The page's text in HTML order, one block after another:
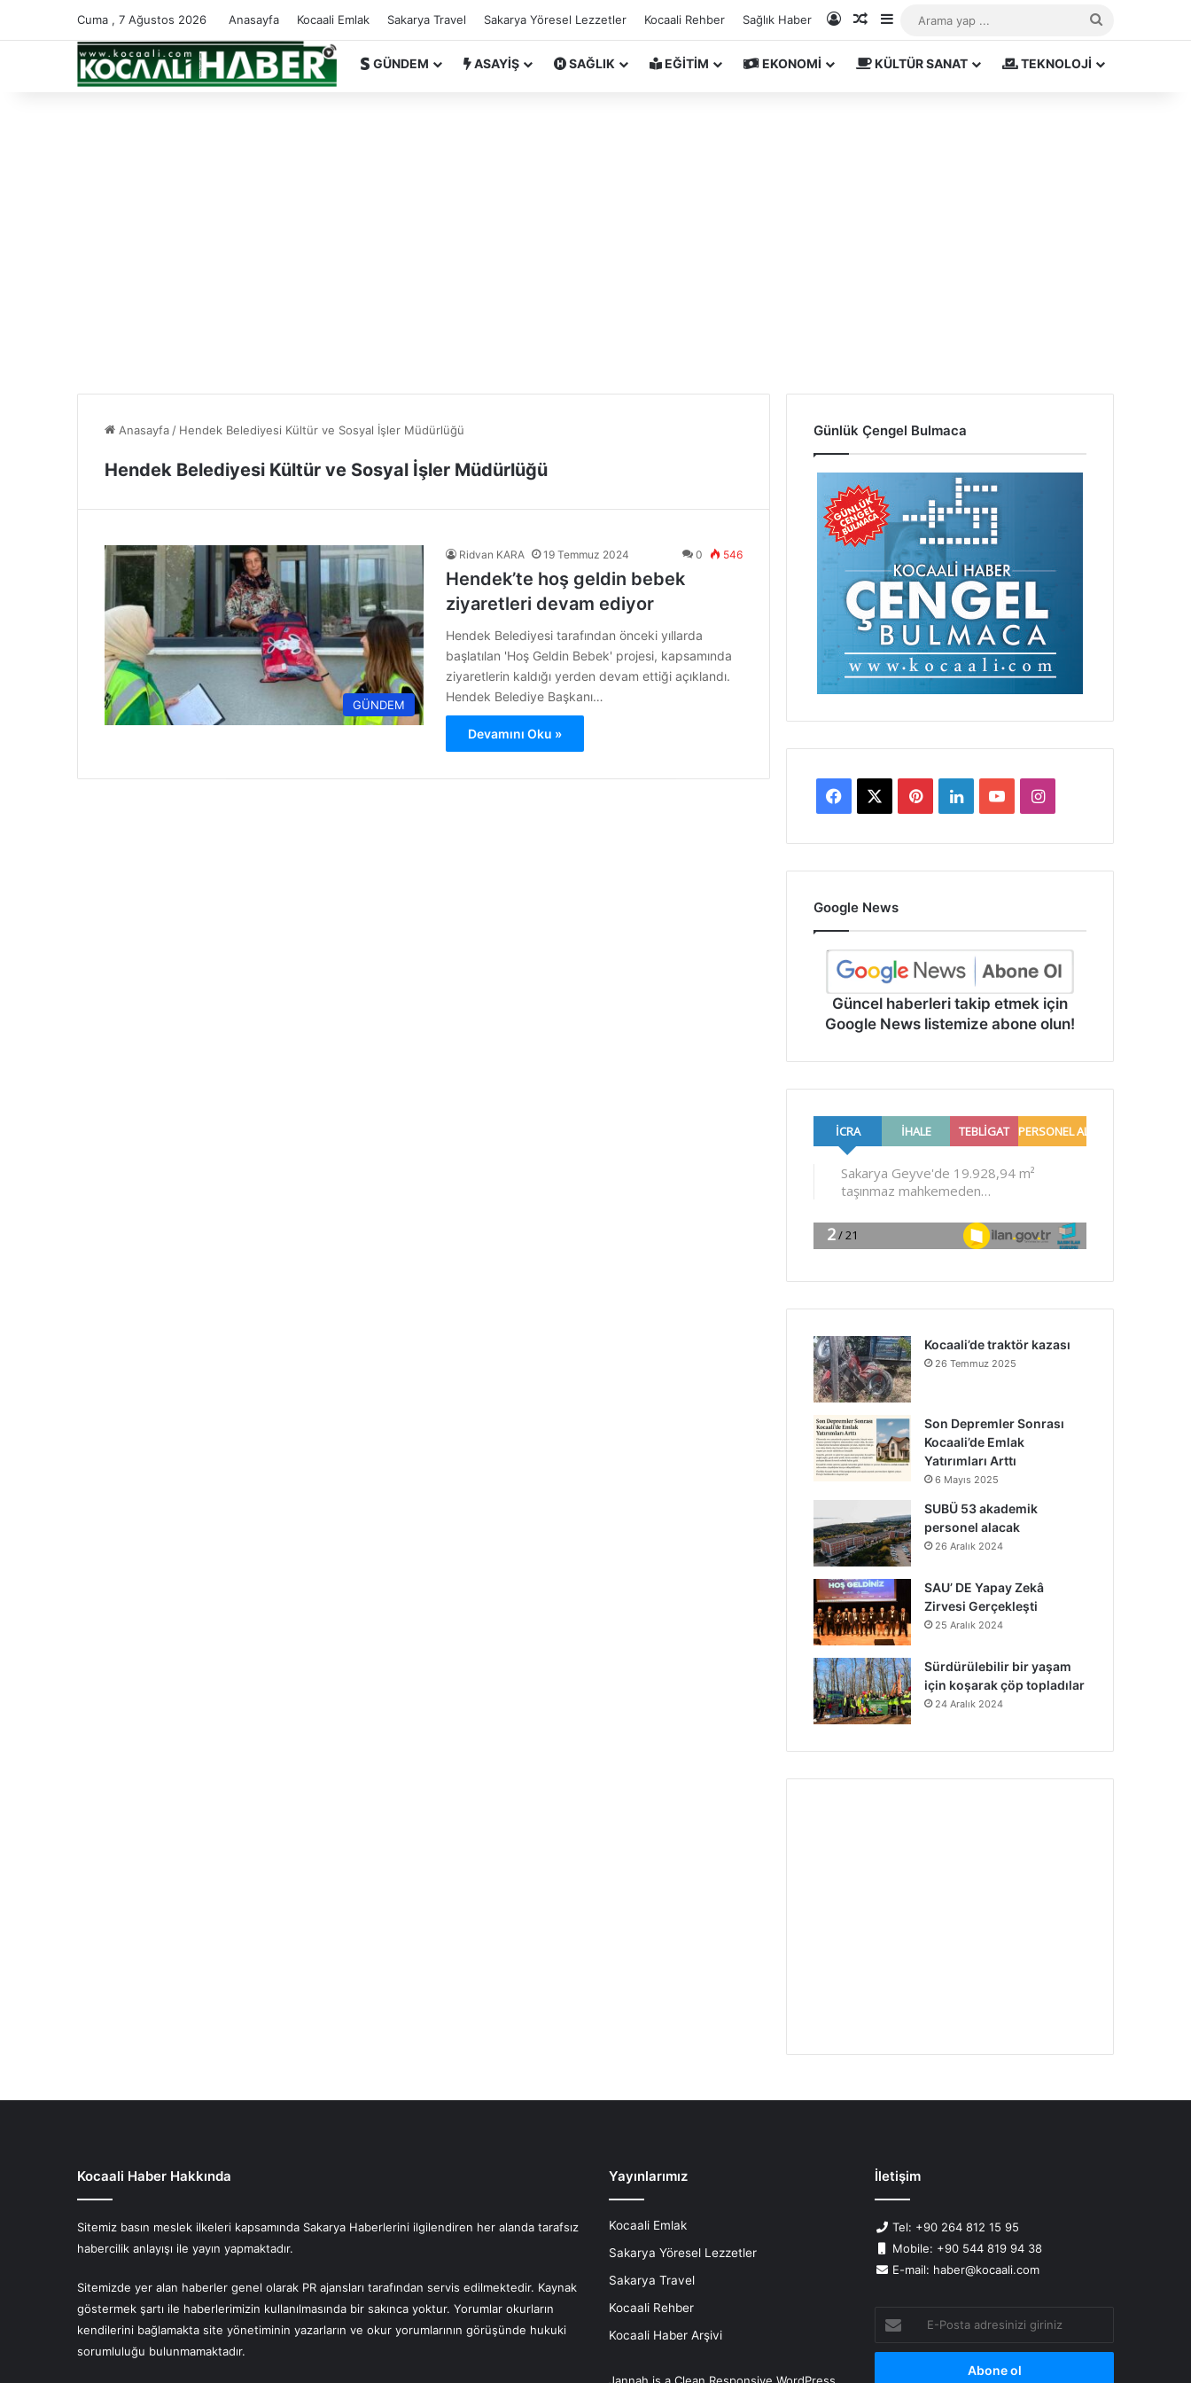
Cuma , 7 Ağustos 2026 Anasayfa Kocaali Emlak Sakarya Travel Sakarya Yöresel Lezzetler Kocaali Rehber Sağlık Haber Kayıt OlRastgele Makale
Kenar Bölmesi
GÜNDEM ASAYİŞ SAĞLIK EĞİTİM EKONOMİ KÜLTÜR SANAT TEKNOLOJİ
Anasayfa / Hendek Belediyesi Kültür ve Sosyal İşler Müdürlüğü
Hendek Belediyesi Kültür ve Sosyal İşler Müdürlüğü
GÜNDEM
Ridvan KARA 19 Temmuz 2024 0 546
Hendek’te hoş geldin bebek
ziyaretleri devam ediyor
Hendek Belediyesi tarafından önceki yıllarda
başlatılan 'Hoş Geldin Bebek' projesi, kapsamında
ziyaretlerin kaldığı yerden devam ettiği açıklandı.
Hendek Belediye Başkanı…
Devamını Oku »
Günlük Çengel Bulmaca
Facebook PinterestLinkedInYouTubeInstagram
Google News
Güncel haberleri takip etmek için
Google News listemize abone olun!
Kocaali’de traktör kazası
26 Temmuz 2025
Son Depremler Sonrası
Kocaali’de Emlak
Yatırımları Arttı
6 Mayıs 2025
SUBÜ 53 akademik
personel alacak
26 Aralık 2024
SAU’ DE Yapay Zekâ
Zirvesi Gerçekleşti
25 Aralık 2024
Sürdürülebilir bir yaşam
için koşarak çöp topladılar
24 Aralık 2024
Kocaali Haber Hakkında
Sitemiz basın meslek ilkeleri kapsamında Sakarya Haberlerini ilgilendiren her alanda tarafsız
habercilik anlayışı ile yayın yapmaktadır.
Sitemizde yer alan haberler genel olarak PR ajansları tarafından servis edilmektedir. Kaynak
göstermek şartı ile haberlerimizin kullanılmasında bir sakınca yoktur. Yorumlar okurların
kendilerini bağlamakta site yönetiminin yazarların ve okur yorumlarının görüşünde hukuki
sorumluluğu bulunmamaktadır.
Yayınlarımız
Kocaali Emlak
Sakarya Yöresel Lezzetler
Sakarya Travel
Kocaali Rehber
Kocaali Haber Arşivi
İletişim
Tel: +90 264 812 15 95
Mobile: +90 544 819 94 38
E-mail: haber@kocaali.com
Posta
adresinizi